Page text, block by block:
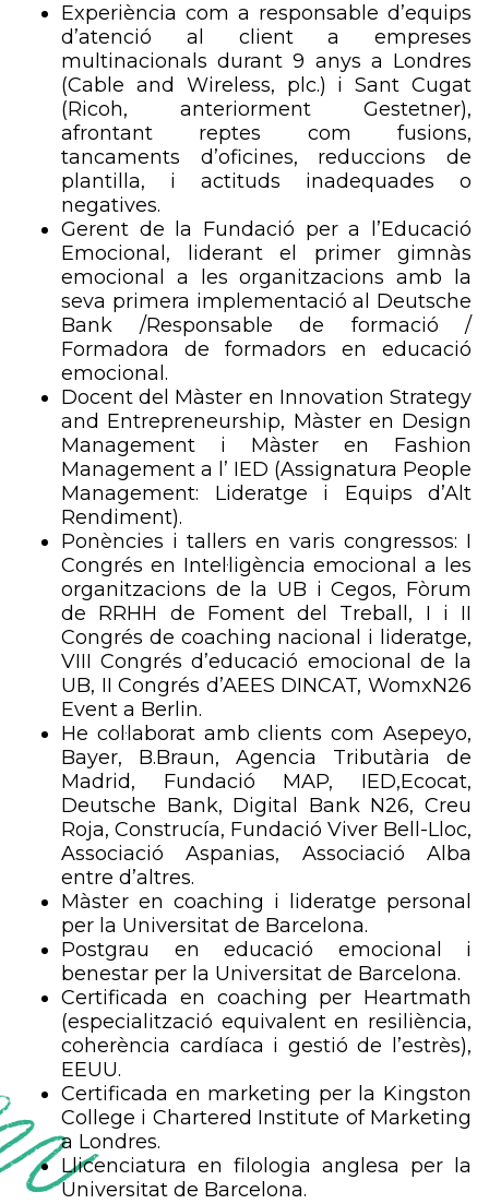
Experiència com a responsable d’equips
d’atenció al client a empreses
multinacionals durant 9 anys a Londres
(Cable and Wireless, plc.) i Sant Cugat
(Ricoh, anteriorment Gestetner),
afrontant reptes com fusions,
tancaments d’oficines, reduccions de
plantilla, i actituds inadequades o
negatives.
Gerent de la Fundació per a l’Educació
Emocional, liderant el primer gimnàs
emocional a les organitzacions amb la
seva primera implementació al Deutsche
Bank /Responsable de formació /
Formadora de formadors en educació
emocional.
Docent del Màster en Innovation Strategy
and Entrepreneurship, Màster en Design
Management i Màster en Fashion
Management a l’ IED (Assignatura People
Management: Lideratge i Equips d’Alt
Rendiment).
Ponències i tallers en varis congressos: I
Congrés en Intel·ligència emocional a les
organitzacions de la UB i Cegos, Fòrum
de RRHH de Foment del Treball, I i II
Congrés de coaching nacional i lideratge,
VIII Congrés d’educació emocional de la
UB, II Congrés d’AEES DINCAT, WomxN26
Event a Berlin.
He col·laborat amb clients com Asepeyo,
Bayer, B.Braun, Agencia Tributària de
Madrid, Fundació MAP, IED,Ecocat,
Deutsche Bank, Digital Bank N26, Creu
Roja, Construcía, Fundació Viver Bell-Lloc,
Associació Aspanias, Associació Alba
entre d’altres.
Màster en coaching i lideratge personal
per la Universitat de Barcelona.
Postgrau en educació emocional i
benestar per la Universitat de Barcelona.
Certificada en coaching per Heartmath
(especialització equivalent en resiliència,
coherència cardíaca i gestió de l’estrès),
EEUU.
Certificada en marketing per la Kingston
College i Chartered Institute of Marketing
a Londres.
Llicenciatura en filologia anglesa per la
Universitat de Barcelona.